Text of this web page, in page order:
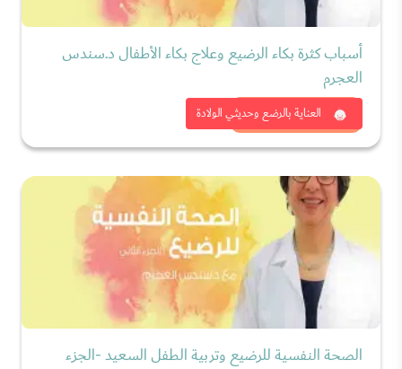
العناية بالرضع وحديثي الولادة
أسباب كثرة بكاء الرضيع وعلاج بكاء الأطفال د.سندس
العجرم
شاهد الان
الصحة النفسية للرضيع وتربية الطفل السعيد -الجزء